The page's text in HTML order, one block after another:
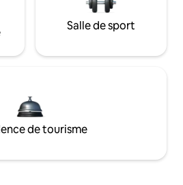
Salle de sport
de tourisme